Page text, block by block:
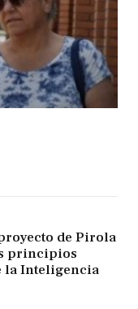
de Pirola
principios
la Inteligencia